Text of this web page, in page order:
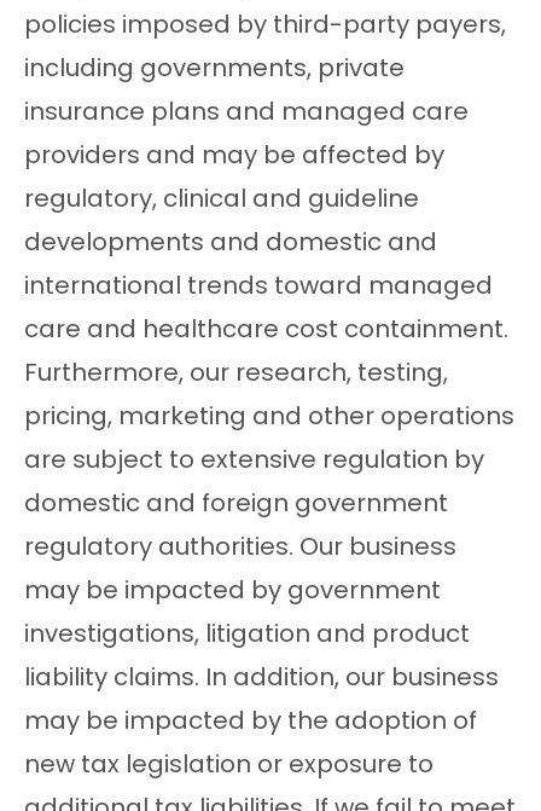
policies imposed by third-party payers,
including governments, private
insurance plans and managed care
providers and may be affected by
regulatory, clinical and guideline
developments and domestic and
international trends toward managed
care and healthcare cost containment.
Furthermore, our research, testing,
pricing, marketing and other operations
are subject to extensive regulation by
domestic and foreign government
regulatory authorities. Our business
may be impacted by government
investigations, litigation and product
liability claims. In addition, our business
may be impacted by the adoption of
new tax legislation or exposure to